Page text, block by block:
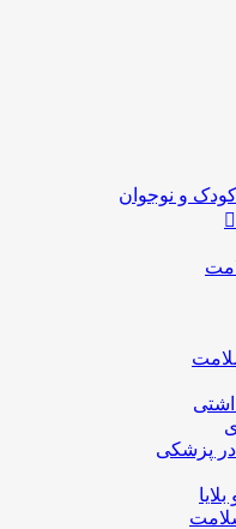
و نوجوان
پزشکی